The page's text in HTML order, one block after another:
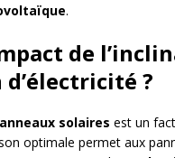
.
de
?
solaires est un
optimale permet aux